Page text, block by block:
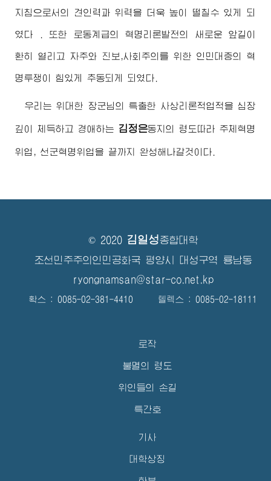
지침으로서의 견인력과 위력을 더욱 높이 떨칠수 있게 되
였다 . 또한 로동계급의 혁명리론발전의 새로운 앞길이
환히 열리고 자주와 진보,사회주의를 위한 인민대중의 혁
명투쟁이 힘있게 추동되게 되였다.
우리는위대한 장군님 의 특출한 사상리론적업적을 심장
깊이 체득하고 경애하는 김정은동지 의 령도따라 주체혁명
위업, 선군혁명위업을 끝까지 완성해나갈것이다.
© 2020 김일성종합대학
조선민주주의인민공화국 평양시 대성구역 룡남동
ryongnamsan@star-co.net.kp
확스 : 0085-02-381-4410 텔렉스 : 0085-02-18111
로작
불멸의 령도
위인들의 손길
특간호
기사
대학상징